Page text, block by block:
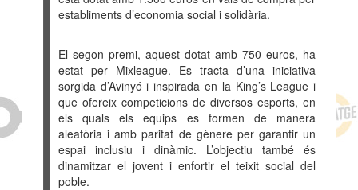
establiments d’economia social i solidària.
El segon premi, aquest dotat amb 750 euros, ha
estat per Mixleague. Es tracta d’una iniciativa
sorgida d’Avinyó i inspirada en la King’s League i
que ofereix competicions de diversos esports, en
els quals els equips es formen de manera
aleatòria i amb paritat de gènere per garantir un
espai inclusiu i dinàmic. L’objectiu també és
dinamitzar el jovent i enfortir el teixit social del
poble.